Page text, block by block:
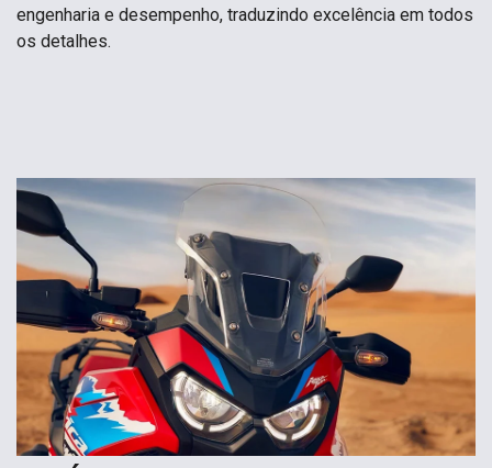
engenharia e desempenho, traduzindo excelência em todos
os detalhes.